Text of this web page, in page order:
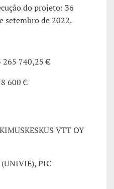
do projeto: 36
setembro de 2022.
740,25 €
600 €
VTT OY
PIC